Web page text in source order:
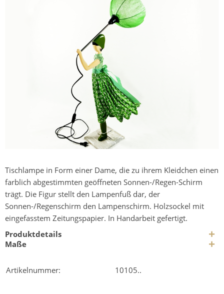
Tischlampe in Form einer Dame, die zu ihrem Kleidchen einen
farblich abgestimmten geöffneten Sonnen-/Regen-Schirm
trägt. Die Figur stellt den Lampenfuß dar, der
Sonnen-/Regenschirm den Lampenschirm. Holzsockel mit
eingefasstem Zeitungspapier. In Handarbeit gefertigt.
Produktdetails
Maße
Artikelnummer: 10105..